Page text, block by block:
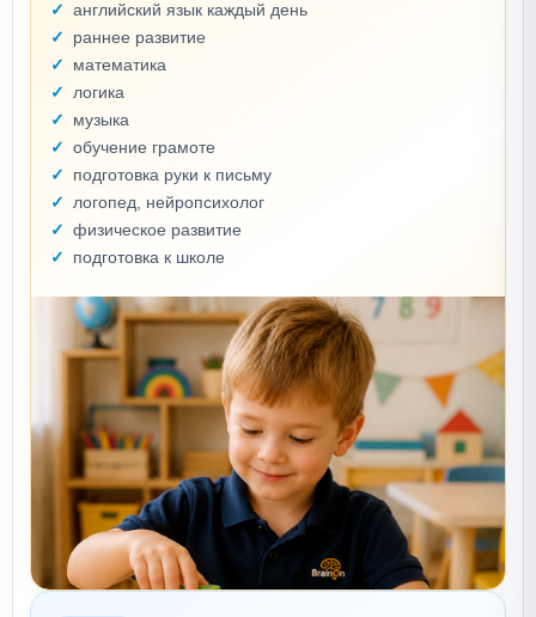
английский язык каждый день
раннее развитие
математика
логика
музыка
обучение грамоте
подготовка руки к письму
логопед, нейропсихолог
физическое развитие
подготовка к школе